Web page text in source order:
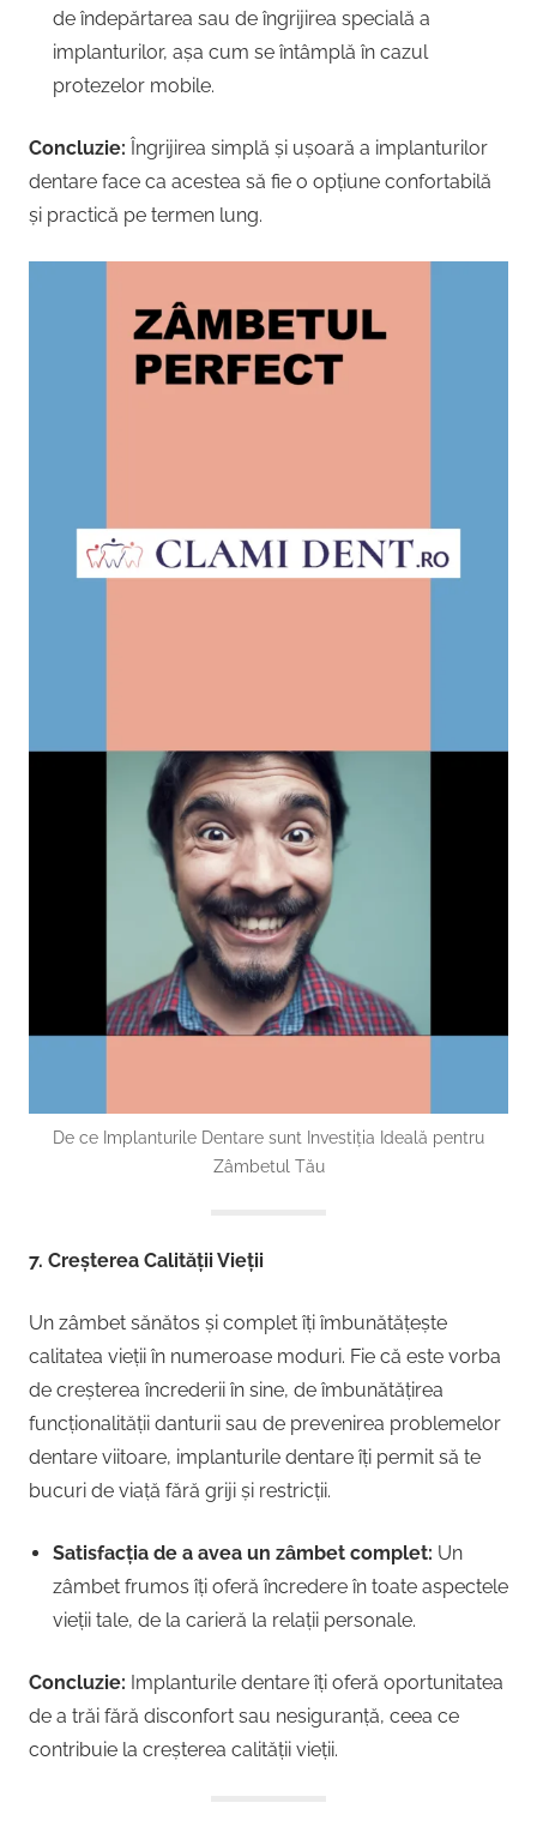
de îndepărtarea sau de îngrijirea specială a
implanturilor, așa cum se întâmplă în cazul
protezelor mobile.
Concluzie: Îngrijirea simplă și ușoară a implanturilor
dentare face ca acestea să fie o opțiune confortabilă
și practică pe termen lung.
De ce Implanturile Dentare sunt Investiția Ideală pentru
Zâmbetul Tău
7. Creșterea Calității Vieții
Un zâmbet sănătos și complet îți îmbunătățește
calitatea vieții în numeroase moduri. Fie că este vorba
de creșterea încrederii în sine, de îmbunătățirea
funcționalității danturii sau de prevenirea problemelor
dentare viitoare, implanturile dentare îți permit să te
bucuri de viață fără griji și restricții.
Satisfacția de a avea un zâmbet complet: Un
zâmbet frumos îți oferă încredere în toate aspectele
vieții tale, de la carieră la relații personale.
Concluzie: Implanturile dentare îți oferă oportunitatea
de a trăi fără disconfort sau nesiguranță, ceea ce
contribuie la creșterea calității vieții.